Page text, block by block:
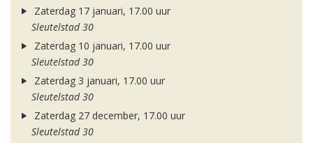
Zaterdag 17 januari, 17.00 uur
Sleutelstad 30
Zaterdag 10 januari, 17.00 uur
Sleutelstad 30
Zaterdag 3 januari, 17.00 uur
Sleutelstad 30
Zaterdag 27 december, 17.00 uur
Sleutelstad 30